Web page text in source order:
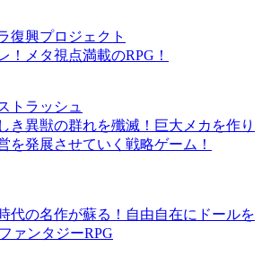
復興プロジェクト
！メタ視点満載のRPG！
トラッシュ
き異獣の群れを殲滅！巨大メカを作り
を発展させていく戦略ゲーム！
代の名作が蘇る！自由自在にドールを
ァンタジーRPG